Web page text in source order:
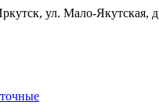
ул. Мало-Якутская,